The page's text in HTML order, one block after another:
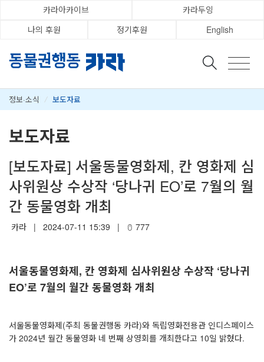
카라아카이브
카라두잉
나의 후원
정기후원 English
정보·소식 / 보도자료
보도자료
[보도자료] 서울동물영화제, 칸 영화제 심
사위원상 수상작 ‘당나귀 EO’로 7월의 월
간 동물영화 개최
카라 | 2024-07-11 15:39 | 777
서울동물영화제, 칸 영화제 심사위원상 수상작 ‘당나귀
EO’로 7월의 월간 동물영화 개최
서울동물영화제(주최 동물권행동 카라)와 독립영화전용관 인디스페이스
가 2024년 월간 동물영화 네 번째 상영회를 개최한다고 10일 밝혔다.